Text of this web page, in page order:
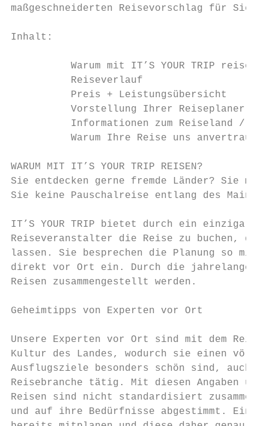
maßgeschneiderten Reisevorschlag für
Inhalt:
          Warum mit IT’S YOUR TRIP reisen?
          Reiseverlauf
          Preis + Leistungsübersicht
          Vorstellung Ihrer Reiseplaner
Informationen zum Reiseland /
          Warum Ihre Reise uns anvertrauen?
WARUM MIT IT’S YOUR TRIP REISEN?
Sie entdecken gerne fremde Länder? Sie
Sie keine Pauschalreise entlang des
IT’S YOUR TRIP bietet durch ein
Reiseveranstalter die Reise zu buchen,
lassen. Sie besprechen die Planung so mit
direkt vor Ort ein. Durch die jahrelange
Reisen zusammengestellt werden.
Geheimtipps von Experten vor Ort
Unsere Experten vor Ort sind mit dem
Kultur des Landes, wodurch sie einen
Ausflugsziele besonders schön sind,
Reisebranche tätig. Mit diesen Angaben
Reisen sind nicht standardisiert
und auf ihre Bedürfnisse abgestimmt.